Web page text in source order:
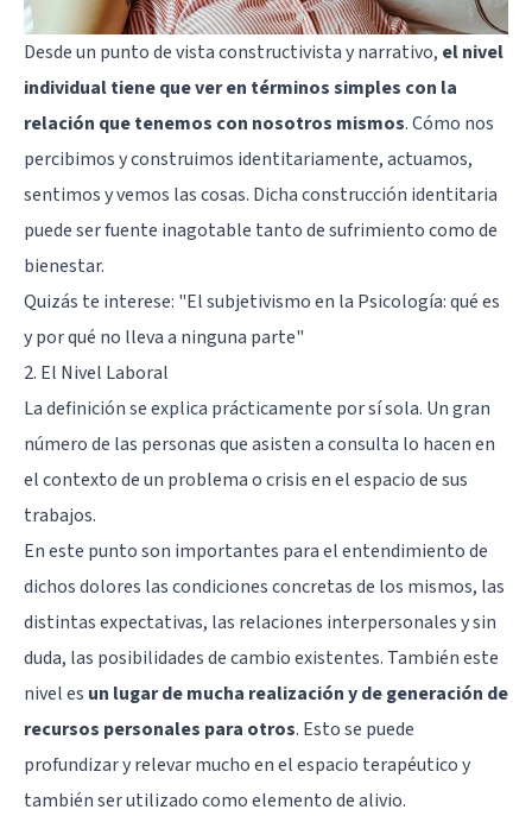
Desde un punto de vista constructivista y narrativo, el nivel
individual tiene que ver en términos simples con la
relación que tenemos con nosotros mismos. Cómo nos
percibimos y construimos identitariamente, actuamos,
sentimos y vemos las cosas. Dicha construcción identitaria
puede ser fuente inagotable tanto de sufrimiento como de
bienestar.
Quizás te interese: "El subjetivismo en la Psicología: qué es
y por qué no lleva a ninguna parte"
2. El Nivel Laboral
La definición se explica prácticamente por sí sola. Un gran
número de las personas que asisten a consulta lo hacen en
el contexto de un problema o crisis en el espacio de sus
trabajos.
En este punto son importantes para el entendimiento de
dichos dolores las condiciones concretas de los mismos, las
distintas expectativas, las relaciones interpersonales y sin
duda, las posibilidades de cambio existentes. También este
nivel es un lugar de mucha realización y de generación de
recursos personales para otros. Esto se puede
profundizar y relevar mucho en el espacio terapéutico y
también ser utilizado como elemento de alivio.